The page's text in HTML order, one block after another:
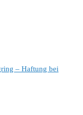
– Haftung bei